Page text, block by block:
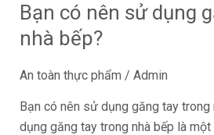
Bạn có nên sử dụng
nhà bếp?
An toàn thực phẩm / Admin
Bạn có nên sử dụng găng tay trong
dụng găng tay trong nhà bếp là